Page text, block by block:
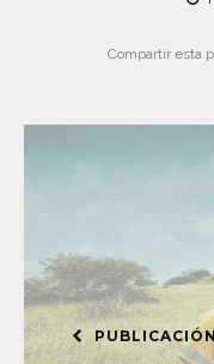
Compartir esta